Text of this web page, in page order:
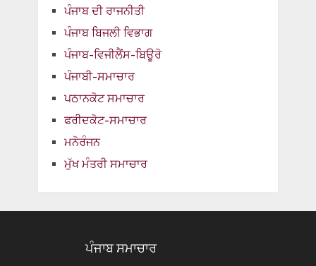
ਪੰਜਾਬ ਦੀ ਰਾਜਨੀਤੀ
ਪੰਜਾਬ ਬਿਜਲੀ ਵਿਭਾਗ
ਪੰਜਾਬ-ਵਿਜੀਲੈਂਸ-ਬਿਊਰੋ
ਪੰਜਾਬੀ-ਸਮਾਚਾਰ
ਪਠਾਨਕੋਟ ਸਮਾਚਾਰ
ਫਰੀਦਕੋਟ-ਸਮਾਚਾਰ
ਮਨੋਰੰਜਨ
ਮੁੱਖ ਮੰਤਰੀ ਸਮਾਚਾਰ
ਪੰਜਾਬ ਸਮਾਚਾਰ